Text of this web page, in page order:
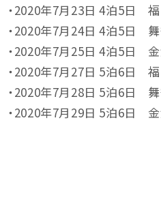
・2020年7月23日 4泊5日
・2020年7月24日 4泊5日
・2020年7月25日 4泊5日
・2020年7月27日 5泊6日
・2020年7月28日 5泊6日
・2020年7月29日 5泊6日